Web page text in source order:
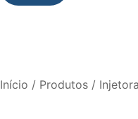
Início / Produtos /